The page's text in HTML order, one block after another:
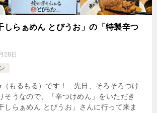
しらぁめん とびうお」の「特製辛つ
28日
（もるもる）です！ 先日、そろそろつけ
そうなので、「辛つけめん」をいただき
しらぁめん とびうお」さんに行って来ま